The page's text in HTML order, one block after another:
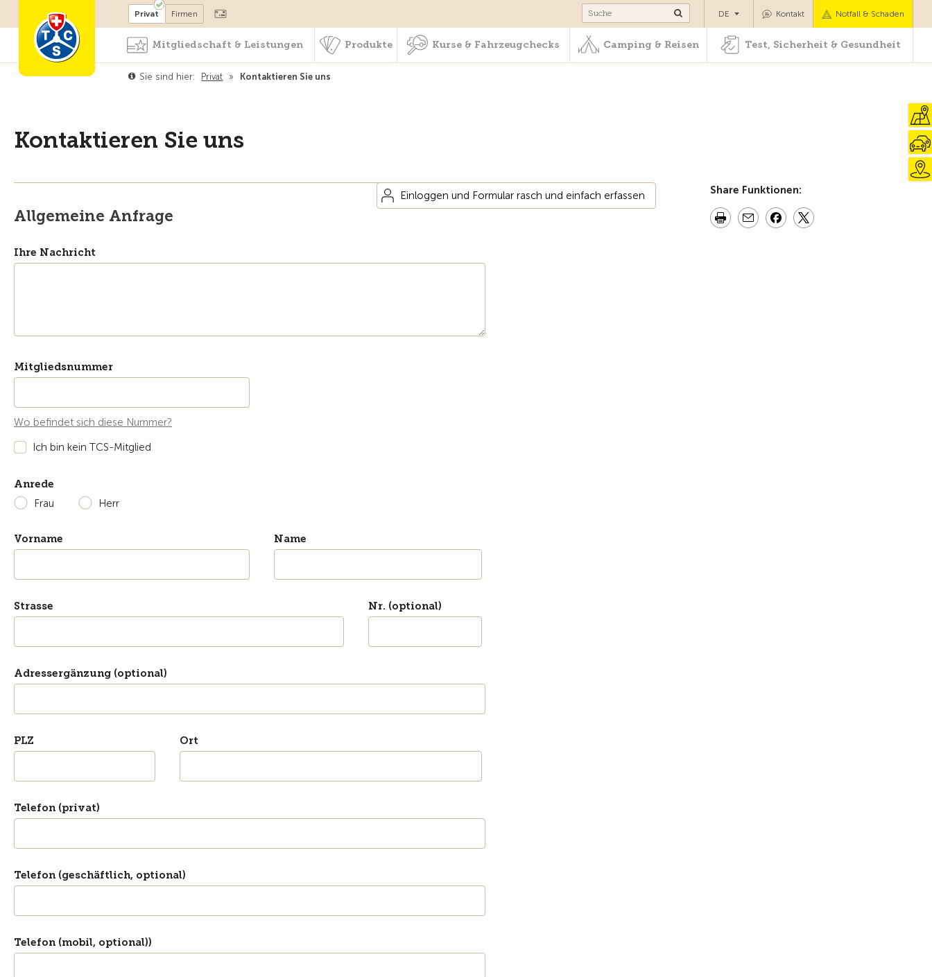
Mitglied werden Kurse & Fahrzeugchecks Camping & Reisen Test, Sicherheit & Gesundheit
Privat Firmen Kontakt Notfall & Schaden
DE
Mitgliedschaft & Leistungen Produkte Kurse & Fahrzeugchecks Camping & Reisen Test, Sicherheit & Gesundheit
Sie sind hier: Privat » Kontaktieren Sie uns
Kontaktieren Sie uns
Einloggen und Formular rasch und einfach erfassen
Allgemeine Anfrage
Ihre Nachricht
Mitgliedsnummer
Wo befindet sich diese Nummer?
Ich bin kein TCS-Mitglied
Anrede
Frau
Herr
Vorname Name
Strasse Nr. (optional)
Adressergänzung (optional)
PLZ Ort
Telefon (privat)
Telefon (geschäftlich, optional)
Telefon (mobil, optional))
Share Funktionen: